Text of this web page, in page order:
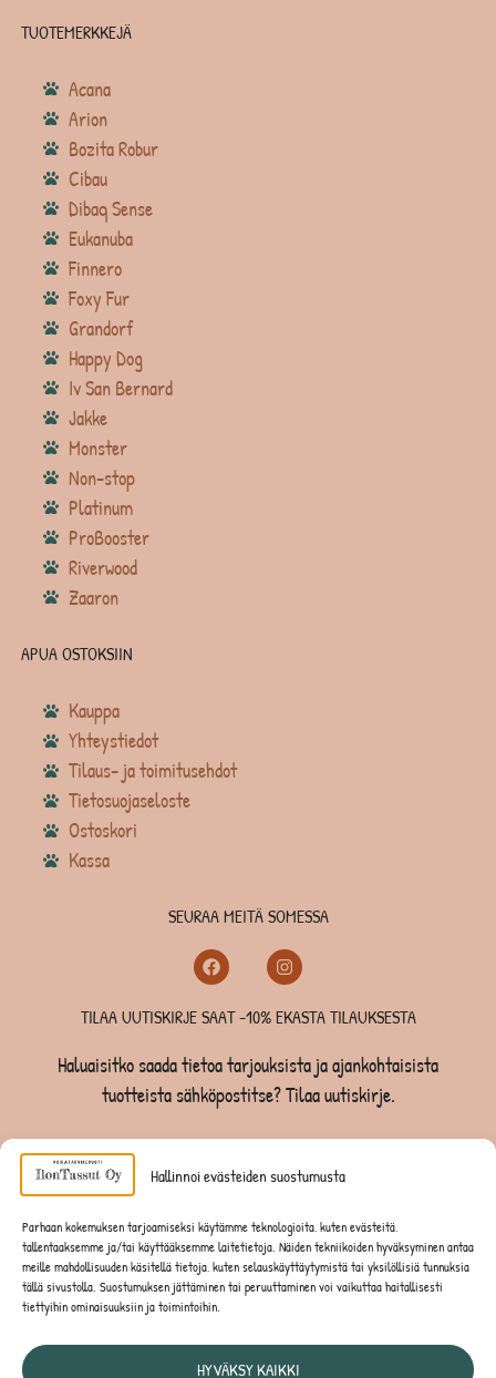
Hallinnoi evästeiden suostumusta
Parhaan kokemuksen tarjoamiseksi käytämme teknologioita, kuten evästeitä,
tallentaaksemme ja/tai käyttääksemme laitetietoja. Näiden tekniikoiden hyväksyminen antaa
meille mahdollisuuden käsitellä tietoja, kuten selauskäyttäytymistä tai yksilöllisiä tunnuksia
tällä sivustolla. Suostumuksen jättäminen tai peruuttaminen voi vaikuttaa haitallisesti
tiettyihin ominaisuuksiin ja toimintoihin.
HYVÄKSY KAIKKI
TUOTEMERKKEJÄ
Acana
Arion
Bozita Robur
Cibau
Dibaq Sense
Eukanuba
Finnero
Foxy Fur
Grandorf
Happy Dog
Iv San Bernard
Jakke
Monster
Non-stop
Platinum
ProBooster
Riverwood
Zaaron
APUA OSTOKSIIN
Kauppa
Yhteystiedot
Tilaus- ja toimitusehdot
Tietosuojaseloste
Ostoskori
Kassa
SEURAA MEITÄ SOMESSA
TILAA UUTISKIRJE SAAT -10% EKASTA TILAUKSESTA
Haluaisitko saada tietoa tarjouksista ja ajankohtaisista
tuotteista sähköpostitse? Tilaa uutiskirje.
TILAA UUTISKIRJE -SAAT -10% EKASTA TILAUKSESTA
KISSOILLE
JYRSIJÖILLE